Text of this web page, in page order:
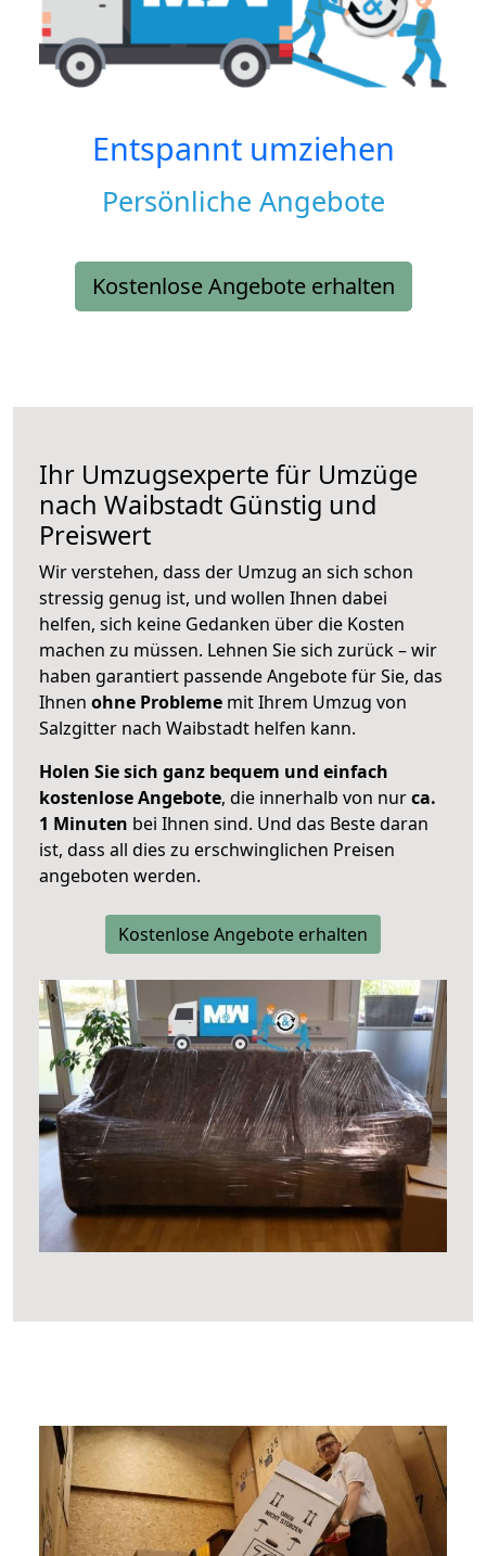
Entspannt umziehen
Persönliche Angebote
Kostenlose Angebote erhalten
Ihr Umzugsexperte für Umzüge
nach Waibstadt Günstig und
Preiswert
Wir verstehen, dass der Umzug an sich schon
stressig genug ist, und wollen Ihnen dabei
helfen, sich keine Gedanken über die Kosten
machen zu müssen. Lehnen Sie sich zurück – wir
haben garantiert passende Angebote für Sie, das
Ihnen ohne Probleme mit Ihrem Umzug von
Salzgitter nach Waibstadt helfen kann.
Holen Sie sich ganz bequem und einfach
kostenlose Angebote, die innerhalb von nurca.
1 Minuten bei Ihnen sind. Und das Beste daran
ist, dass all dies zu erschwinglichen Preisen
angeboten werden.
Kostenlose Angebote erhalten